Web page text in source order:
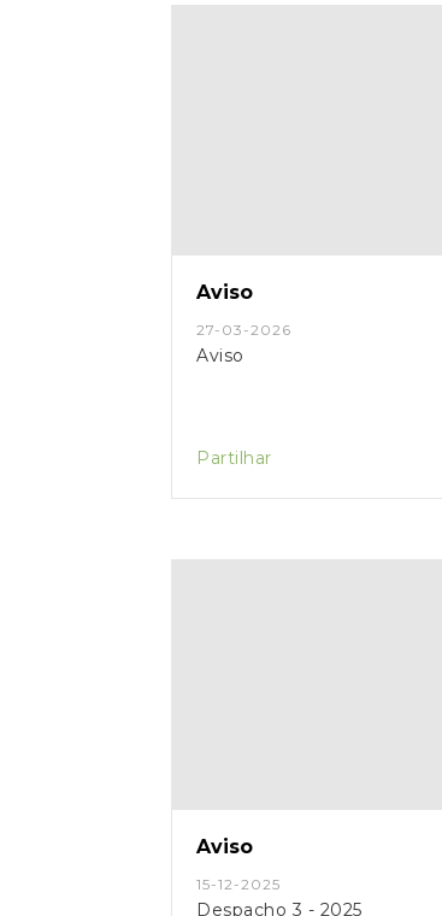
Aviso
27-03-2026
Aviso
Partilhar
Aviso
15-12-2025
Despacho 3 - 2025